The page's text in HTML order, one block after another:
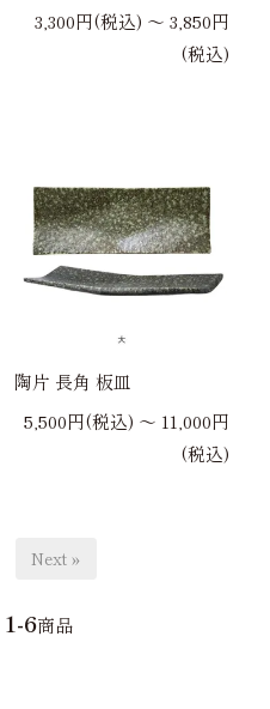
3,300円(税込) 〜 3,850円
(税込)
陶片 長角 板皿
5,500円(税込) 〜 11,000円
(税込)
Next »
1-6商品